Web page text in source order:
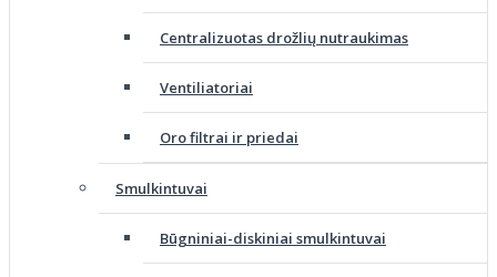
Centralizuotas drožlių nutraukimas
Ventiliatoriai
Oro filtrai ir priedai
Smulkintuvai
Būgniniai-diskiniai smulkintuvai